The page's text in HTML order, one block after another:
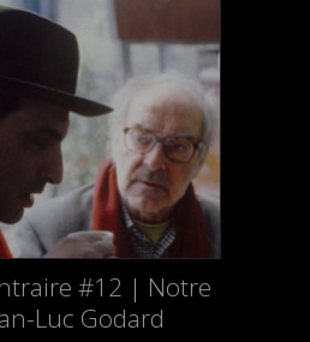
#12 | Notre
Luc Godard